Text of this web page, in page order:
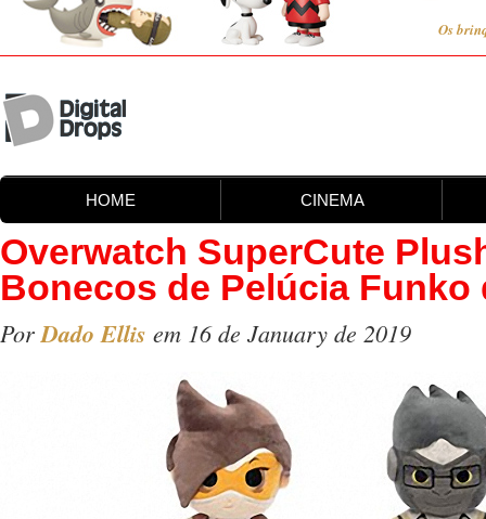
Os
HOME CINEMA
Overwatch SuperCute
Bonecos de Pelúcia Funko
PorDado Ellis em 16 de January de 2019